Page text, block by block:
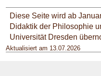
Diese Seite wird ab
Didaktik der Philosophie
Universität Dresden
Aktualisiert am 13.07.2026